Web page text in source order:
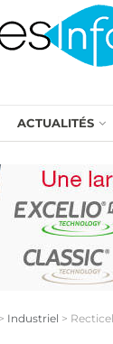
ACTUALITÉS
> Industriel >